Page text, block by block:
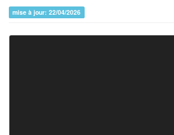
mise à jour: 22/04/2026